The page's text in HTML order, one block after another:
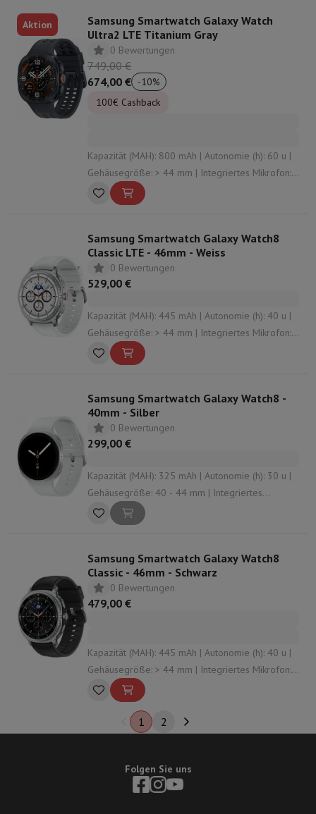
Aktion
Samsung Smartwatch Galaxy Watch
Ultra2 LTE Titanium Gray
0 Bewertungen
749,00 €
674,00 € -10%
100€ Cashback
Kapazität (MAH): 800 mAh | Autonomie (h): 60 u |
Gehäusegröße: > 44 mm | Integriertes Mikrofon:
Ja | Konnektivität: undefined , Bluetooth , Vigi ,
Samsung Smartwatch Galaxy Watch8
Classic LTE - 46mm - Weiss
0 Bewertungen
529,00 €
Kapazität (MAH): 445 mAh | Autonomie (h): 40 u |
Gehäusegröße: > 44 mm | Integriertes Mikrofon:
Ja | Konnektivität: Bluetooth , Vigi , NFC ,
undefined
Samsung Smartwatch Galaxy Watch8 -
40mm - Silber
0 Bewertungen
299,00 €
Kapazität (MAH): 325 mAh | Autonomie (h): 30 u |
Gehäusegröße: 40 - 44 mm | Integriertes
Mikrofon: Ja | Konnektivität: Bluetooth , NFC , Vigi
Samsung Smartwatch Galaxy Watch8
Classic - 46mm - Schwarz
0 Bewertungen
479,00 €
Kapazität (MAH): 445 mAh | Autonomie (h): 40 u |
Gehäusegröße: > 44 mm | Integriertes Mikrofon:
Ja | Konnektivität: Bluetooth , Vigi , NFC
1 2
Folgen Sie uns